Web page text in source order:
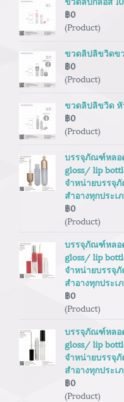
฿0
(Product)
ขวดลิปลิขวิดข
฿0
(Product)
ขวดลิปลิขวิด หั
฿0
(Product)
บรรจุภัณฑ์หลอ
gloss/ lip
จำหน่ายบรรจุ
สำอางทุกประเ
฿0
(Product)
บรรจุภัณฑ์หลอ
gloss/ lip
จำหน่ายบรรจุ
สำอางทุกประเ
฿0
(Product)
บรรจุภัณฑ์หลอ
gloss/ lip
จำหน่ายบรรจุ
สำอางทุกประเ
฿0
(Product)